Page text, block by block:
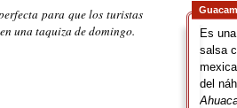
para que los turistas
una taquiza de domingo.
Es
salsa
del